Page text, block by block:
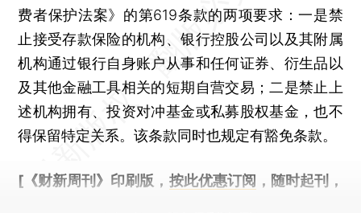
费者保护法案》的第619条款的两项要求：一是禁
止接受存款保险的机构、银行控股公司以及其附属
机构通过银行自身账户从事和任何证券、衍生品以
及其他金融工具相关的短期自营交易；二是禁止上
述机构拥有、投资对冲基金或私募股权基金，也不
得保留特定关系。该条款同时也规定有豁免条款。
[《财新周刊》印刷版， 按此优惠订阅 ，随时起刊，